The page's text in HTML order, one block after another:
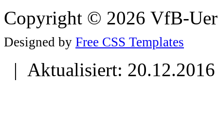
Copyright © 2026 VfB-
Designed by Free CSS Templates
| Aktualisiert: 20.12.2016